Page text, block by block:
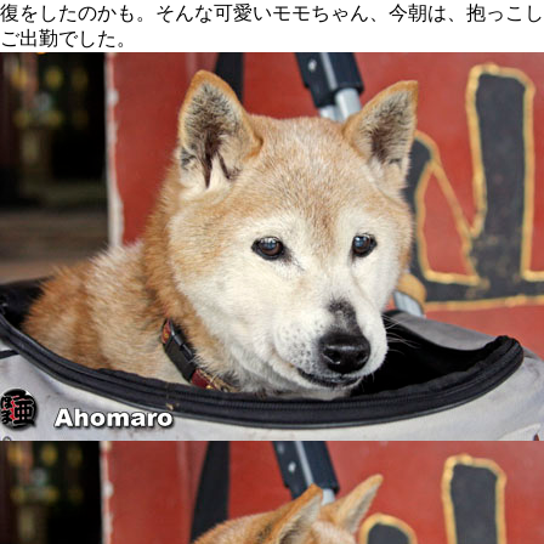
をしたのかも。そんな可愛いモモちゃん、今朝は、抱っこ
出勤でした。